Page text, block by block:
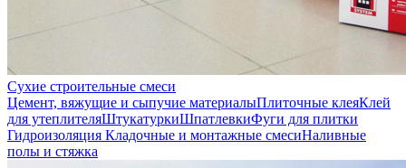
Сухие строительные смеси
Цемент, вяжущие и сыпучие материалыПлиточные клеяКлей
для утеплителяШтукатуркиШпатлевкиФуги для плитки
Гидроизоляция Кладочные и монтажные смесиНаливные
полы и стяжка